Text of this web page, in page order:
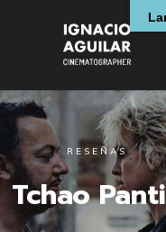
RESEÑAS
Tchao